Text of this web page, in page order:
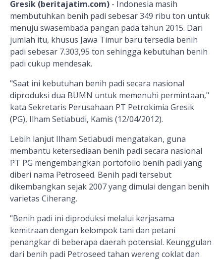
Gresik (beritajatim.com) - Indonesia masih
membutuhkan benih padi sebesar 349 ribu ton untuk
menuju swasembada pangan pada tahun 2015. Dari
jumlah itu, khusus Jawa Timur baru tersedia benih
padi sebesar 7.303,95 ton sehingga kebutuhan benih
padi cukup mendesak.
"Saat ini kebutuhan benih padi secara nasional
diproduksi dua BUMN untuk memenuhi permintaan,"
kata Sekretaris Perusahaan PT Petrokimia Gresik
(PG), Ilham Setiabudi, Kamis (12/04/2012).
Lebih lanjut Ilham Setiabudi mengatakan, guna
membantu ketersediaan benih padi secara nasional
PT PG mengembangkan portofolio benih padi yang
diberi nama Petroseed. Benih padi tersebut
dikembangkan sejak 2007 yang dimulai dengan benih
varietas Ciherang.
"Benih padi ini diproduksi melalui kerjasama
kemitraan dengan kelompok tani dan petani
penangkar di beberapa daerah potensial. Keunggulan
dari benih padi Petroseed tahan wereng coklat dan